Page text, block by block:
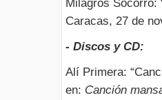
Milagros Socorro:
Caracas, 27 de
- Discos y CD:
Alí Primera:
en: Canción